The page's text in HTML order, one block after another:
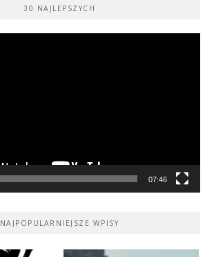
30 NAJLEPSZYCH
07:46
NAJPOPULARNIEJSZE WPISY